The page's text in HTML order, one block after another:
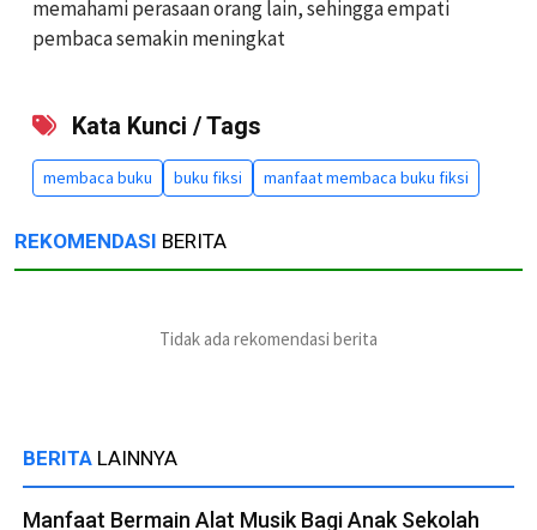
memahami perasaan orang lain, sehingga empati
pembaca semakin meningkat
Kata Kunci / Tags
membaca buku buku fiksi manfaat membaca buku fiksi
REKOMENDASI BERITA
Tidak ada rekomendasi berita
BERITA LAINNYA
Manfaat Bermain Alat Musik Bagi Anak Sekolah